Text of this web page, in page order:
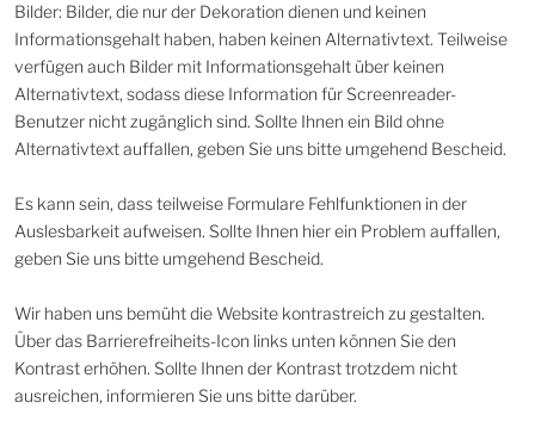
Bilder: Bilder, die nur der Dekoration dienen und keinen
Informationsgehalt haben, haben keinen Alternativtext. Teilweise
verfügen auch Bilder mit Informationsgehalt über keinen
Alternativtext, sodass diese Information für Screenreader-
Benutzer nicht zugänglich sind. Sollte Ihnen ein Bild ohne
Alternativtext auffallen, geben Sie uns bitte umgehend Bescheid.
Es kann sein, dass teilweise Formulare Fehlfunktionen in der
Auslesbarkeit aufweisen. Sollte Ihnen hier ein Problem auffallen,
geben Sie uns bitte umgehend Bescheid.
Wir haben uns bemüht die Website kontrastreich zu gestalten.
Über das Barrierefreiheits-Icon links unten können Sie den
Kontrast erhöhen. Sollte Ihnen der Kontrast trotzdem nicht
ausreichen, informieren Sie uns bitte darüber.